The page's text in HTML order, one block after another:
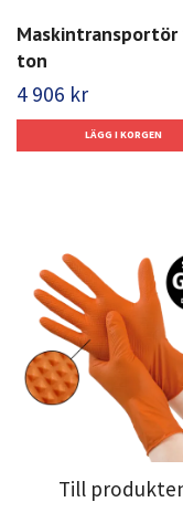
Maskintransportör
ton
4 906 kr
Till